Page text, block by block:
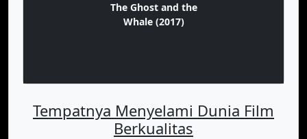
The Ghost and the
Whale (2017)
Tempatnya Menyelami Dunia Film
Berkualitas